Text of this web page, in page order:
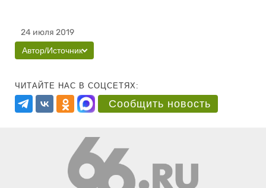
24 июля 2019
Автор/Источник
ЧИТАЙТЕ НАС В СОЦСЕТЯХ:
Сообщить новость